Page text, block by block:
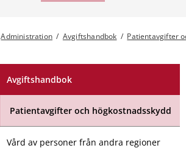
Administration / Avgiftshandbok / Patientavgifter
Avgiftshandbok
Patientavgifter och högkostnadsskydd
Vård av personer från andra regioner